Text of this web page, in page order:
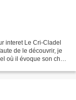
interet Le Cri-Cladel
de le découvrir, je
où il évoque son cher